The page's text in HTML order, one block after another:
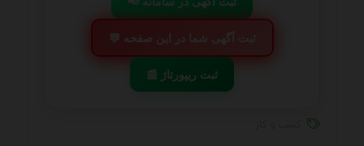
💬 ثبت آگهی شما در این صفحه
📰 ثبت ریپورتاژ